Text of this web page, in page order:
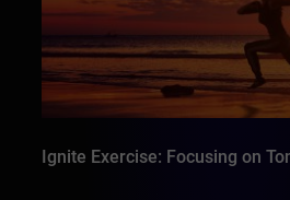
Ignite Exercise: Focusing on